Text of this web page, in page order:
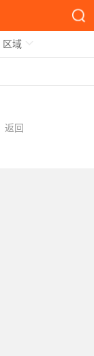
区域
返回